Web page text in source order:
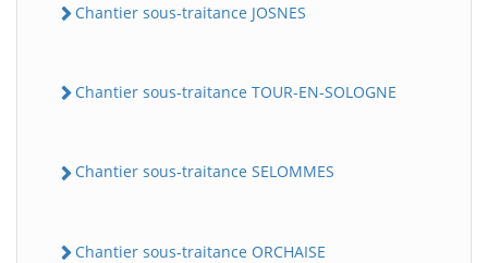
Chantier sous-traitance JOSNES
Chantier sous-traitance TOUR-EN-SOLOGNE
Chantier sous-traitance SELOMMES
Chantier sous-traitance ORCHAISE